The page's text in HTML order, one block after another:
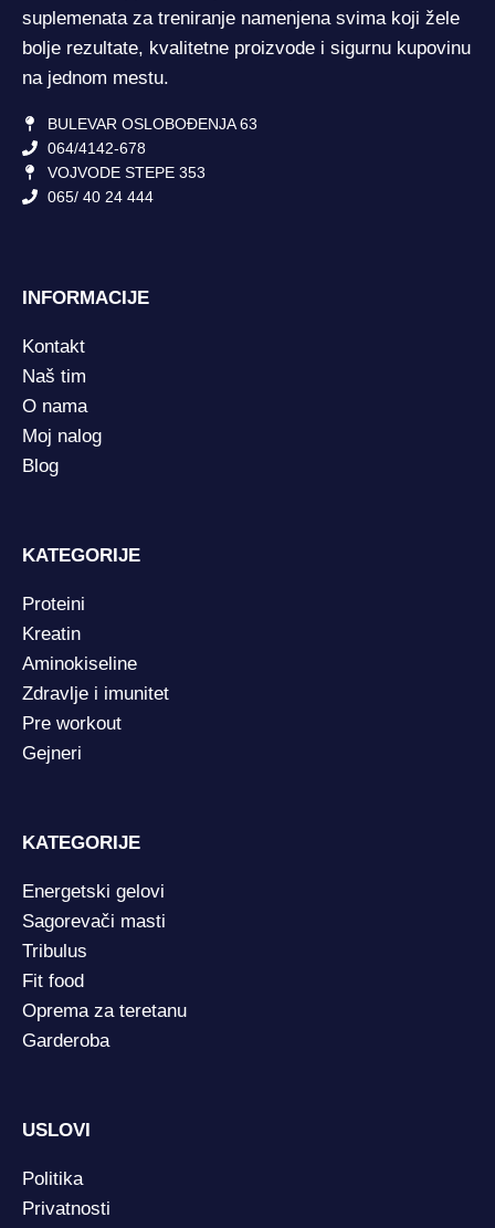
suplemenata za treniranje namenjena svima koji žele
bolje rezultate, kvalitetne proizvode i sigurnu kupovinu
na jednom mestu.
BULEVAR OSLOBOĐENJA 63
064/4142-678
VOJVODE STEPE 353
065/ 40 24 444
INFORMACIJE
Kontakt
Naš tim
O nama
Moj nalog
Blog
KATEGORIJE
Proteini
Kreatin
Aminokiseline
Zdravlje i imunitet
Pre workout
Gejneri
KATEGORIJE
Energetski gelovi
Sagorevači masti
Tribulus
Fit food
Oprema za teretanu
Garderoba
USLOVI
Politika
Privatnosti